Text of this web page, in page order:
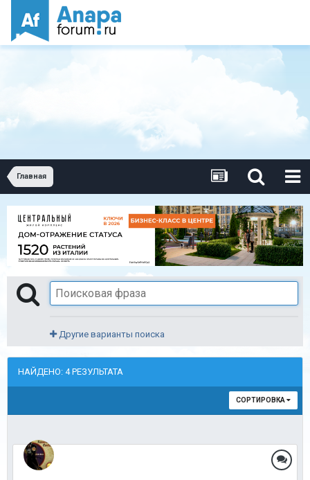
Главная
Другие варианты поиска
НАЙДЕНО: 4 РЕЗУЛЬТАТА
СОРТИРОВКА